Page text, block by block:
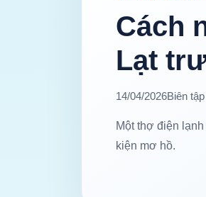
Cách
Lạt
14/04/2026Biên
Một thợ điện
kiện mơ hồ.